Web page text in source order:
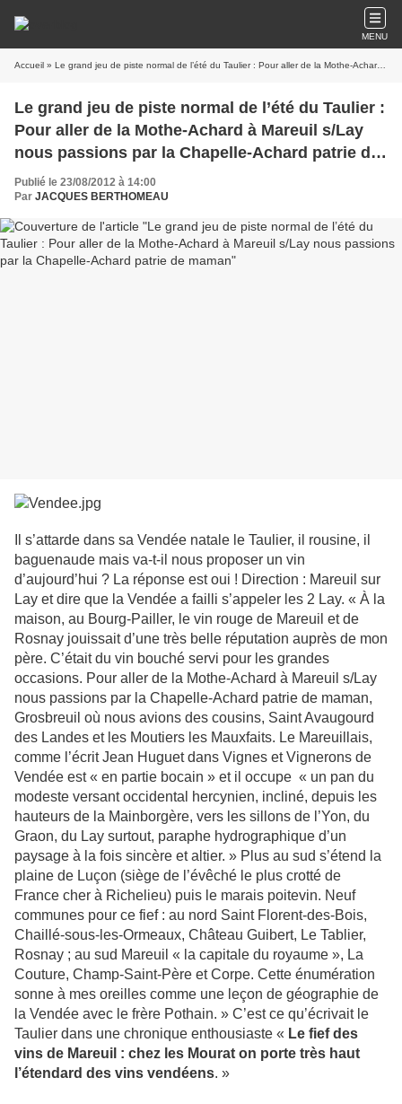
MENU
Accueil » Le grand jeu de piste normal de l’été du Taulier : Pour aller de la Mothe-Achard à Mareuil s/Lay nous passions par la Chapelle-Achard patrie de maman
Le grand jeu de piste normal de l’été du Taulier :
Pour aller de la Mothe-Achard à Mareuil s/Lay
nous passions par la Chapelle-Achard patrie de
maman
Publié le 23/08/2012 à 14:00
Par JACQUES BERTHOMEAU
Il s’attarde dans sa Vendée natale le Taulier, il rousine, il
baguenaude mais va-t-il nous proposer un vin
d’aujourd’hui ? La réponse est oui ! Direction : Mareuil sur
Lay et dire que la Vendée a failli s’appeler les 2 Lay. « À la
maison, au Bourg-Pailler, le vin rouge de Mareuil et de
Rosnay jouissait d’une très belle réputation auprès de mon
père. C’était du vin bouché servi pour les grandes
occasions. Pour aller de la Mothe-Achard à Mareuil s/Lay
nous passions par la Chapelle-Achard patrie de maman,
Grosbreuil où nous avions des cousins, Saint Avaugourd
des Landes et les Moutiers les Mauxfaits. Le Mareuillais,
comme l’écrit Jean Huguet dans Vignes et Vignerons de
Vendée est « en partie bocain » et il occupe « un pan du
modeste versant occidental hercynien, incliné, depuis les
hauteurs de la Mainborgère, vers les sillons de l’Yon, du
Graon, du Lay surtout, paraphe hydrographique d’un
paysage à la fois sincère et altier. » Plus au sud s’étend la
plaine de Luçon (siège de l’évêché le plus crotté de
France cher à Richelieu) puis le marais poitevin. Neuf
communes pour ce fief : au nord Saint Florent-des-Bois,
Chaillé-sous-les-Ormeaux, Château Guibert, Le Tablier,
Rosnay ; au sud Mareuil « la capitale du royaume », La
Couture, Champ-Saint-Père et Corpe. Cette énumération
sonne à mes oreilles comme une leçon de géographie de
la Vendée avec le frère Pothain. » C’est ce qu’écrivait le
Taulier dans une chronique enthousiaste « Le fief des
vins de Mareuil : chez les Mourat on porte très haut
l’étendard des vins vendéens. »